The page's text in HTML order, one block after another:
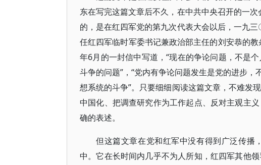
东在写完这篇文章后不久，在中共中央召开的一
的，是在红四军党的第九次代表大会以后，一九
任红四军临时军委书记兼政治部主任的刘安恭的
年6月的一封信中写道，“现在的争论问题，不是
斗争的问题”，“党内有争论问题发生是党的进步
想系统的斗争”。只要细细阅读这篇文章，不难发
中国化、把调查研究作为工作起点、反对主观主
确的表述。
但这篇文章在党和红军中没有得到广泛传播
中。它在长时间内几乎不为人所知，红四军其他